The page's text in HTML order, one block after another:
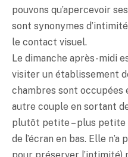
pouvons qu’apercevoir
sont synonymes
le contact visuel.
Le dimanche après-midi
visiter un établissement
chambres sont occupées
autre couple en sortant
plutôt petite – plus petite
de l’écran en bas. Elle